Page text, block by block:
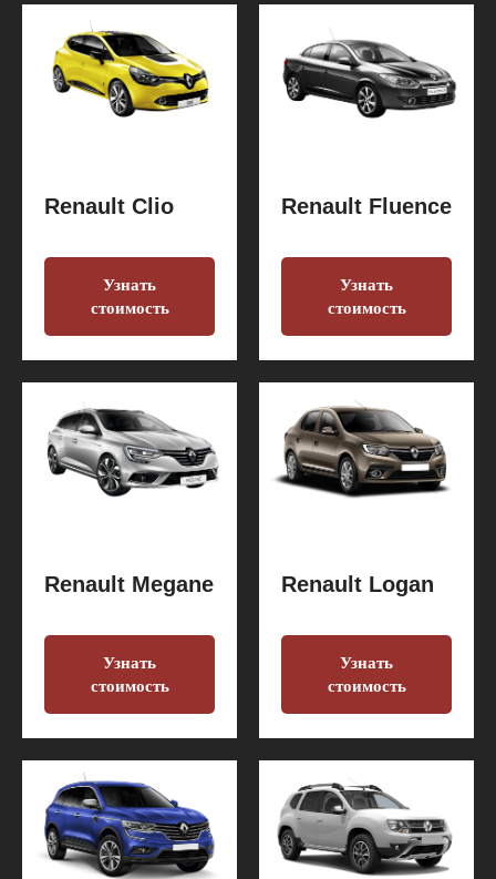
Renault Clio
Узнать
стоимость
Renault Fluence
Узнать
стоимость
Renault Megane
Узнать
стоимость
Renault Logan
Узнать
стоимость